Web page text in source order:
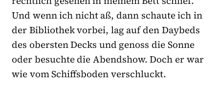
Und wenn ich nicht aß, dann schaute ich in
der Bibliothek vorbei, lag auf den Daybeds
des obersten Decks und genoss die Sonne
oder besuchte die Abendshow. Doch er war
wie vom Schiffsboden verschluckt.